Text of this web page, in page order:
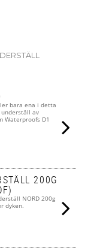
bara ena i detta
av
Waterproofs D1
200G
NORD 200g
dyken.